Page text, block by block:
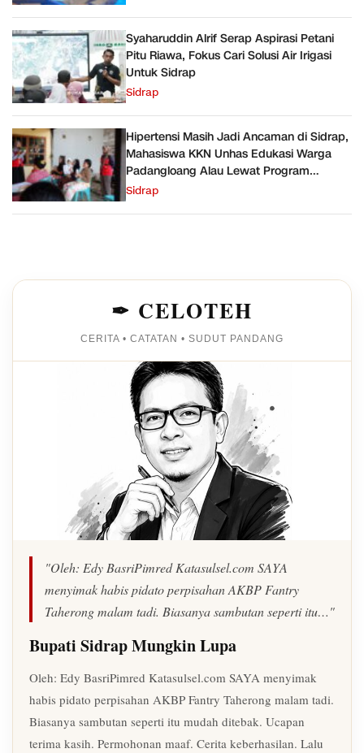
Syaharuddin Alrif Serap Aspirasi Petani
Pitu Riawa, Fokus Cari Solusi Air Irigasi
Untuk Sidrap
Sidrap
Hipertensi Masih Jadi Ancaman di Sidrap,
Mahasiswa KKN Unhas Edukasi Warga
Padangloang Alau Lewat Program
SEHATI
Sidrap
✒ CELOTEH
CERITA • CATATAN • SUDUT PANDANG
"Oleh: Edy BasriPimred Katasulsel.com SAYA
menyimak habis pidato perpisahan AKBP Fantry
Taherong malam tadi. Biasanya sambutan seperti itu…"
Bupati Sidrap Mungkin Lupa
Oleh: Edy BasriPimred Katasulsel.com SAYA menyimak
habis pidato perpisahan AKBP Fantry Taherong malam tadi.
Biasanya sambutan seperti itu mudah ditebak. Ucapan
terima kasih. Permohonan maaf. Cerita keberhasilan. Lalu